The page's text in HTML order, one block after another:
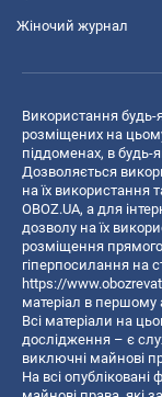
Жіночий журнал
Використання будь-
розміщених на
піддоменах, в будь-
Дозволяється
на їх використання
OBOZ.UA, а для
дозволу на їх
розміщення
гіперпосилання на
https://
матеріал в першому
Всі матеріали на
дослідження – є
виключні майнові
На всі